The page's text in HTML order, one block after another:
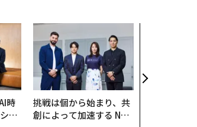
時
フ
挑戦は個から始まり、共
創によって加速する NOR